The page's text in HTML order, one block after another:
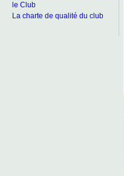
le Club
La charte de qualité du club